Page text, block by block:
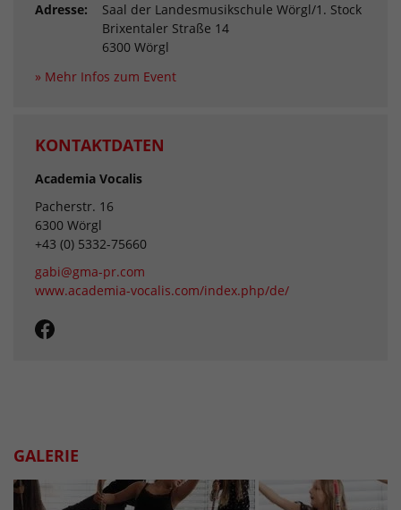
Adresse:
Saal der Landesmusikschule Wörgl/1. Stock
Brixentaler Straße 14
6300 Wörgl
» Mehr Infos zum Event
KONTAKTDATEN
Academia Vocalis
Pacherstr. 16
6300 Wörgl
+43 (0) 5332-75660
gabi@gma-pr.com
www.academia-vocalis.com/index.php/de/
GALERIE